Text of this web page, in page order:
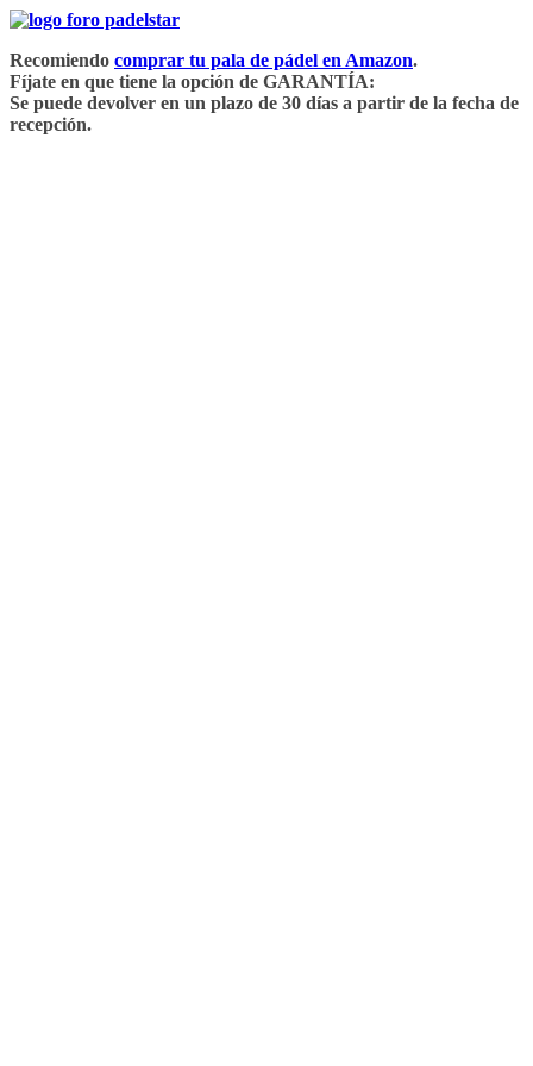
Saltar
contenido
Recomiendo comprar tu pala de pádel en Amazon.
Fíjate en que tiene la opción de GARANTÍA:
Se puede devolver en un plazo de 30 días a partir de la fecha de
recepción.